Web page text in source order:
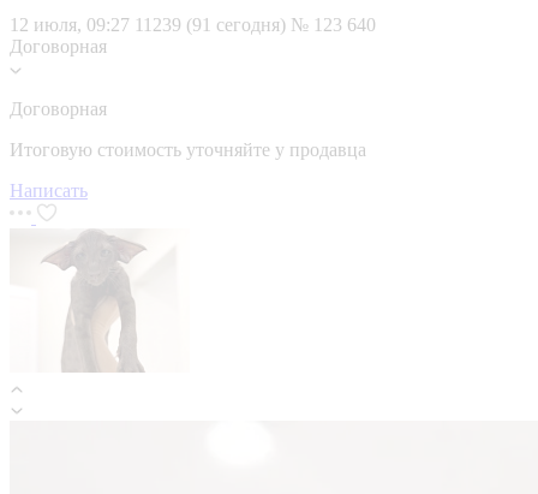
12 июля, 09:27 11239 (91 сегодня) № 123 640
Договорная
Договорная
Итоговую стоимость уточняйте у продавца
Написать